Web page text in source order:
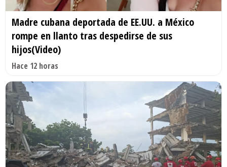
Madre cubana deportada de EE.UU. a México
rompe en llanto tras despedirse de sus
hijos(Video)
Hace 12 horas